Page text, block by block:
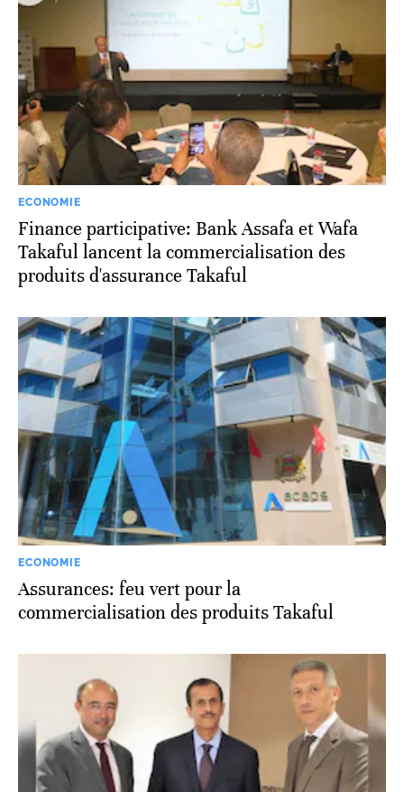
ECONOMIE
Finance participative: Bank Assafa et Wafa
Takaful lancent la commercialisation des
produits d'assurance Takaful
ECONOMIE
Assurances: feu vert pour la
commercialisation des produits Takaful